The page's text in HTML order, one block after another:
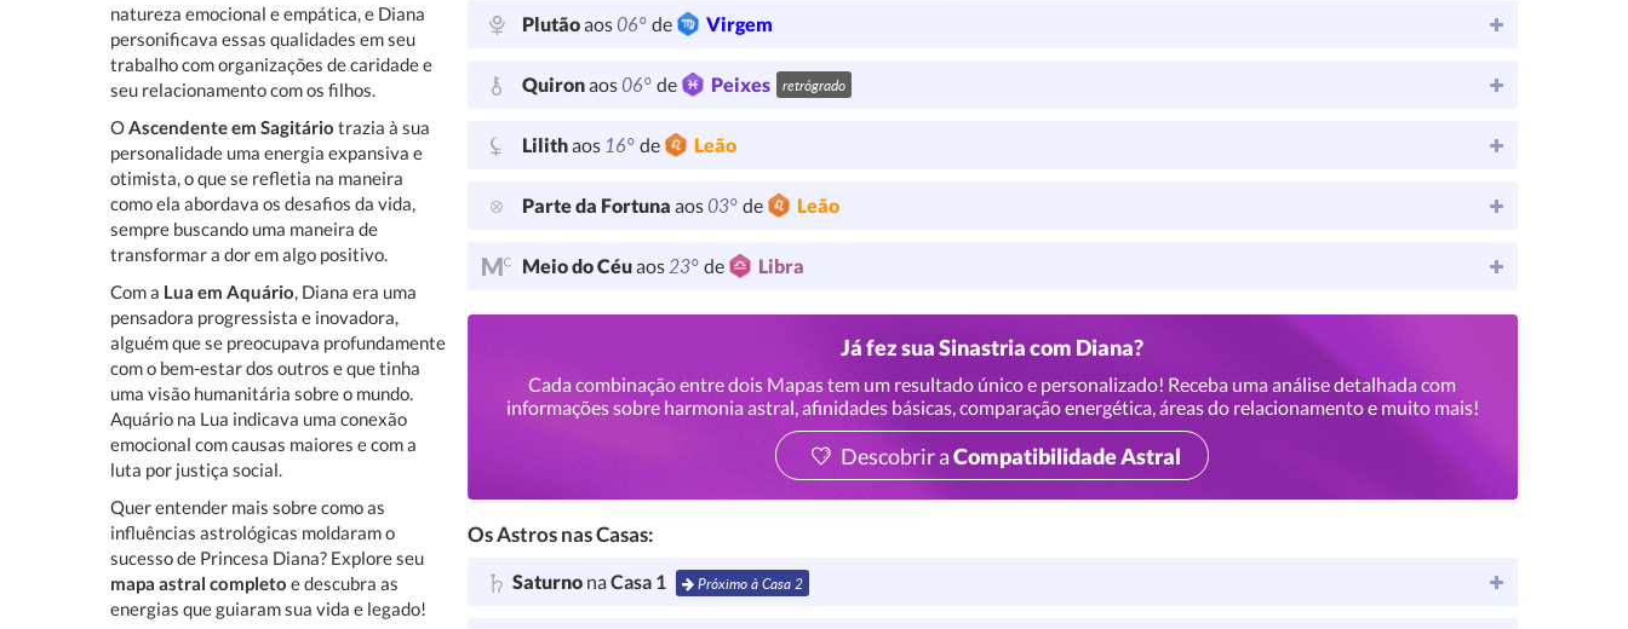
natureza emocional e empática, e Diana
personificava essas qualidades em seu
trabalho com organizações de caridade e
seu relacionamento com os filhos.
OAscendente em Sagitário trazia à sua
personalidade uma energia expansiva e
otimista, o que se refletia na maneira
como ela abordava os desafios da vida,
sempre buscando uma maneira de
transformar a dor em algo positivo.
Com a Lua em Aquário, Diana era uma
pensadora progressista e inovadora,
alguém que se preocupava profundamente
com o bem-estar dos outros e que tinha
uma visão humanitária sobre o mundo.
Aquário na Lua indicava uma conexão
emocional com causas maiores e com a
luta por justiça social.
Quer entender mais sobre como as
influências astrológicas moldaram o
sucesso de Princesa Diana? Explore seu
mapa astral completo e descubra as
energias que guiaram sua vida e legado!
Plutãoaos06° de Virgem
Quironaos06° de Peixes retrógrado
Lilithaos 16° de Leão
Parte da Fortuna aos03° de Leão
Meio do Céuaos23° de Libra
Já fez sua Sinastria com Diana?
Cada combinação entre dois Mapas tem um resultado único e personalizado! Receba uma análise detalhada com
informações sobre harmonia astral, afinidades básicas, comparação energética, áreas do relacionamento e muito mais!
Descobrir aCompatibilidade Astral
Os Astros nas Casas:
Saturno naCasa 1 Próximo à Casa 2